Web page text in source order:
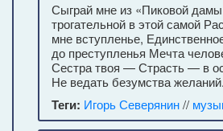
Сыграй мне из «Пиковой
трогательной в этой самой
мне вступленье,
до преступленья Мечта
Сестра твоя — Страсть — в
Не ведать безумства желаний.
Теги: Игорь Северянин//